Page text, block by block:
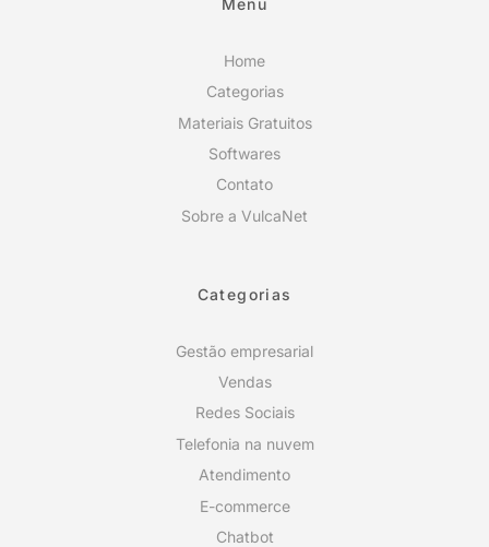
Menu
Home
Categorias
Materiais Gratuitos
Softwares
Contato
Sobre a VulcaNet
Categorias
Gestão empresarial
Vendas
Redes Sociais
Telefonia na nuvem
Atendimento
E-commerce
Chatbot